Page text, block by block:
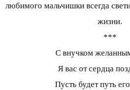
любимого мальчишки всегда
жизни.
***
С внучком
Я вас от сердца
Пусть будет путь